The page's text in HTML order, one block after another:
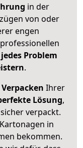
in der
von oder
engen
jedes Problem
.
Verpacken Ihrer
Lösung,
verpackt.
in
bekommen.